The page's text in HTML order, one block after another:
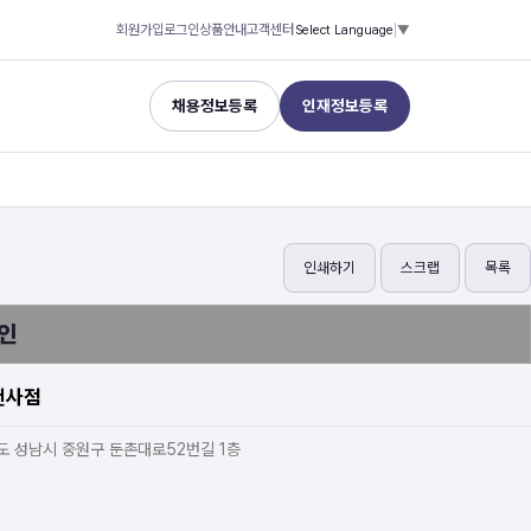
회원가입 로그인상품안내고객센터 Select Language ▼
채용정보등록 인재정보등록
인쇄하기 스크랩 목록
점
성남시 중원구 둔촌대로52번길 1층